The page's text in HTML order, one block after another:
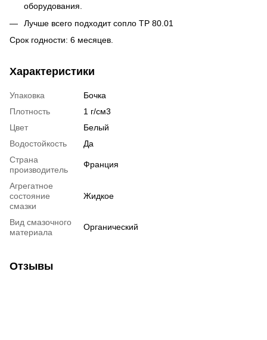
оборудования.
Лучше всего подходит сопло TP 80.01
Срок годности: 6 месяцев.
Характеристики
Упаковка
Бочка
Плотность
1 г/см3
Цвет
Белый
Водостойкость
Да
Страна
производитель
Франция
Агрегатное
состояние
смазки
Жидкое
Вид смазочного
материала
Органический
Отзывы